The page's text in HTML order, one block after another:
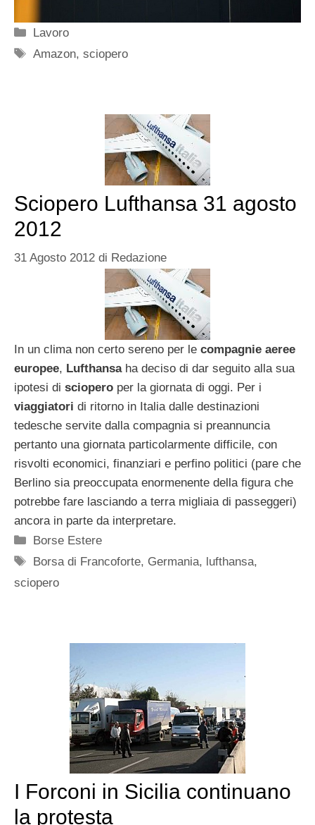
Categorie
Lavoro
Tag
Amazon,sciopero
Sciopero Lufthansa 31 agosto
2012
31 Agosto 2012 di Redazione
In un clima non certo sereno per le compagnie aeree
europee, Lufthansaha deciso di dar seguito alla sua
ipotesi di sciopero per la giornata di oggi. Per i
viaggiatori di ritorno in Italia dalle destinazioni
tedesche servite dalla compagnia si preannuncia
pertanto una giornata particolarmente difficile, con
risvolti economici, finanziari e perfino politici (pare che
Berlino sia preoccupata enormenente della figura che
potrebbe fare lasciando a terra migliaia di passeggeri)
ancora in parte da interpretare.
Categorie
Borse Estere
Tag
Borsa di Francoforte, Germania, lufthansa,
sciopero
I Forconi in Sicilia continuano
la protesta